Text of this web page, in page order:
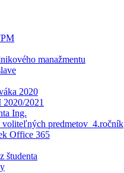
manažmentu
2020
2021
Ing.
predmetov_4.ročník
Office 365
študenta